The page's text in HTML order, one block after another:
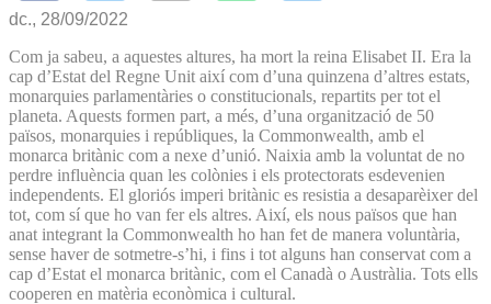
dc., 28/09/2022
Com ja sabeu, a aquestes altures, ha mort la reina Elisabet II. Era la
cap d’Estat del Regne Unit així com d’una quinzena d’altres estats,
monarquies parlamentàries o constitucionals, repartits per tot el
planeta. Aquests formen part, a més, d’una organització de 50
països, monarquies i repúbliques, la Commonwealth, amb el
monarca britànic com a nexe d’unió. Naixia amb la voluntat de no
perdre influència quan les colònies i els protectorats esdevenien
independents. El gloriós imperi britànic es resistia a desaparèixer del
tot, com sí que ho van fer els altres. Així, els nous països que han
anat integrant la Commonwealth ho han fet de manera voluntària,
sense haver de sotmetre-s’hi, i fins i tot alguns han conservat com a
cap d’Estat el monarca britànic, com el Canadà o Austràlia. Tots ells
cooperen en matèria econòmica i cultural.